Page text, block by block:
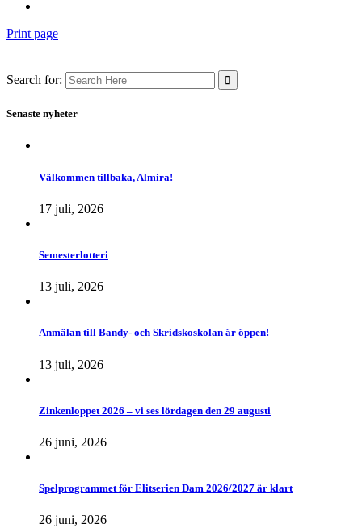
Print page
Search for:
Senaste nyheter
Välkommen tillbaka, Almira!
17 juli, 2026
Semesterlotteri
13 juli, 2026
Anmälan till Bandy- och Skridskoskolan är öppen!
13 juli, 2026
Zinkenloppet 2026 – vi ses lördagen den 29 augusti
26 juni, 2026
Spelprogrammet för Elitserien Dam 2026/2027 är klart
26 juni, 2026